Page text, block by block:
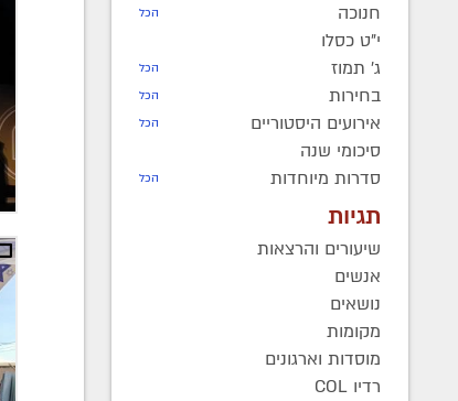
חנוכה הכל
י"ט כסלו
ג' תמוז
הכל
בחירות הכל
אירועים היסטוריים הכל
סיכומי שנה
סדרות מיוחדות
הכל
תגיות
שיעורים והרצאות
אנשים
נושאים
מקומות
מוסדות וארגונים
רדיו COL